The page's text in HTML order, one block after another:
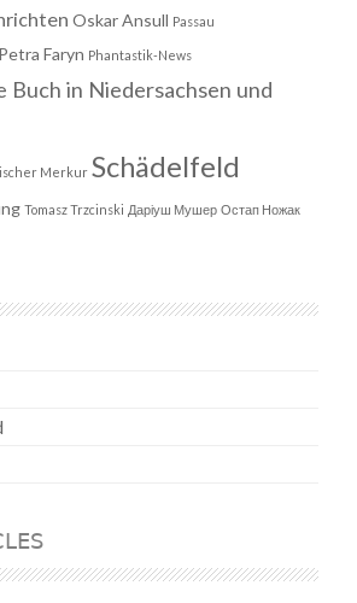
Oskar Ansull Passau
Petra Faryn Phantastik-News
Buch in Niedersachsen und
Merkur Schädelfeld
Tomasz Trzcinski Даріуш Мушер Остап Ножак